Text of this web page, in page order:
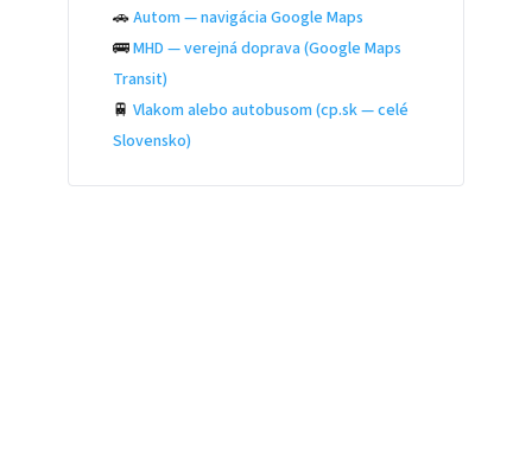
🚗Autom — navigácia Google Maps
🚌MHD — verejná doprava (Google Maps
Transit)
🚆Vlakom alebo autobusom (cp.sk — celé
Slovensko)